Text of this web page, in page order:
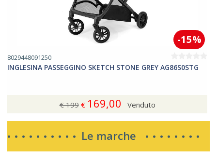
8029448091250
INGLESINA PASSEGGINO SKETCH STONE GREY AG86S0STG
€ 199€ 169,00
-15%
Venduto
Le marche